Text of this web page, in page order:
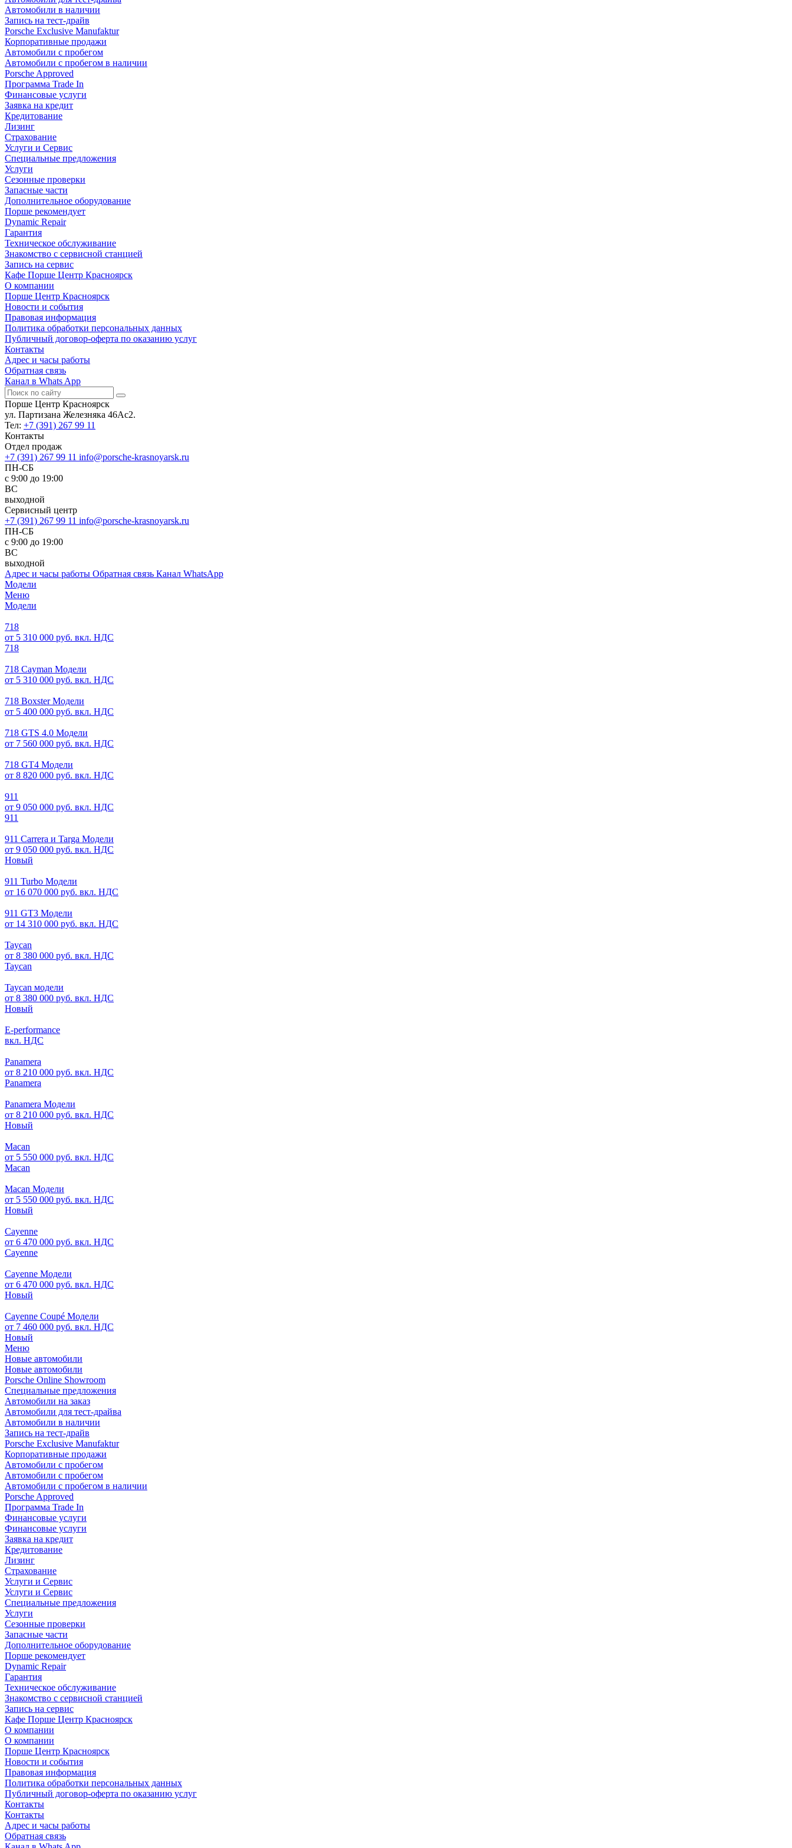
Автомобили в наличии
Запись на тест-драйв
Porsche Exclusive Manufaktur
Корпоративные продажи
Автомобили с пробегом
Автомобили с пробегом в наличии
Porsche Approved
Программа Trade In
Финансовые услуги
Заявка на кредит
Кредитование
Лизинг
Страхование
Услуги и Сервис
Специальные предложения
Услуги
Сезонные проверки
Запасные части
Дополнительное оборудование
Порше рекомендует
Dynamic Repair
Гарантия
Техническое обслуживание
Знакомство с сервисной станцией
Запись на сервис
Кафе Порше Центр Красноярск
О компании
Порше Центр Красноярск
Новости и события
Правовая информация
Политика обработки персональных данных
Публичный договор-оферта по оказанию услуг
Контакты
Адрес и часы работы
Обратная связь
Канал в Whats App
Порше Центр Красноярск
ул. Партизана Железняка 46Ас2.
Тел: +7 (391) 267 99 11
Контакты
Отдел продаж
+7 (391) 267 99 11 info@porsche-krasnoyarsk.ru
ПН-СБ
c 9:00 до 19:00
ВС
выходной
Сервисный центр
+7 (391) 267 99 11 info@porsche-krasnoyarsk.ru
ПН-СБ
с 9:00 до 19:00
ВС
выходной
Адрес и часы работы Обратная связь Канал WhatsApp
Модели
Меню
Модели
718
от 5 310 000 руб. вкл. НДС
718
718 Cayman Модели
от 5 310 000 руб. вкл. НДС
718 Boxster Модели
от 5 400 000 руб. вкл. НДС
718 GTS 4.0 Модели
от 7 560 000 руб. вкл. НДС
718 GT4 Модели
от 8 820 000 руб. вкл. НДС
911
от 9 050 000 руб. вкл. НДС
911
911 Carrera и Targa Модели
от 9 050 000 руб. вкл. НДС
Новый
911 Turbo Модели
от 16 070 000 руб. вкл. НДС
911 GT3 Модели
от 14 310 000 руб. вкл. НДС
Taycan
от 8 380 000 руб. вкл. НДС
Taycan
Taycan модели
от 8 380 000 руб. вкл. НДС
Новый
E-performance
вкл. НДС
Panamera
от 8 210 000 руб. вкл. НДС
Panamera
Panamera Модели
от 8 210 000 руб. вкл. НДС
Новый
Macan
от 5 550 000 руб. вкл. НДС
Macan
Macan Модели
от 5 550 000 руб. вкл. НДС
Новый
Cayenne
от 6 470 000 руб. вкл. НДС
Cayenne
Cayenne Модели
от 6 470 000 руб. вкл. НДС
Новый
Cayenne Coupé Модели
от 7 460 000 руб. вкл. НДС
Новый
Меню
Новые автомобили
Новые автомобили
Porsche Online Showroom
Специальные предложения
Автомобили на заказ
Автомобили для тест-драйва
Автомобили в наличии
Запись на тест-драйв
Porsche Exclusive Manufaktur
Корпоративные продажи
Автомобили с пробегом
Автомобили с пробегом
Автомобили с пробегом в наличии
Porsche Approved
Программа Trade In
Финансовые услуги
Финансовые услуги
Заявка на кредит
Кредитование
Лизинг
Страхование
Услуги и Сервис
Услуги и Сервис
Специальные предложения
Услуги
Сезонные проверки
Запасные части
Дополнительное оборудование
Порше рекомендует
Dynamic Repair
Гарантия
Техническое обслуживание
Знакомство с сервисной станцией
Запись на сервис
Кафе Порше Центр Красноярск
О компании
О компании
Порше Центр Красноярск
Новости и события
Правовая информация
Политика обработки персональных данных
Публичный договор-оферта по оказанию услуг
Контакты
Контакты
Адрес и часы работы
Обратная связь